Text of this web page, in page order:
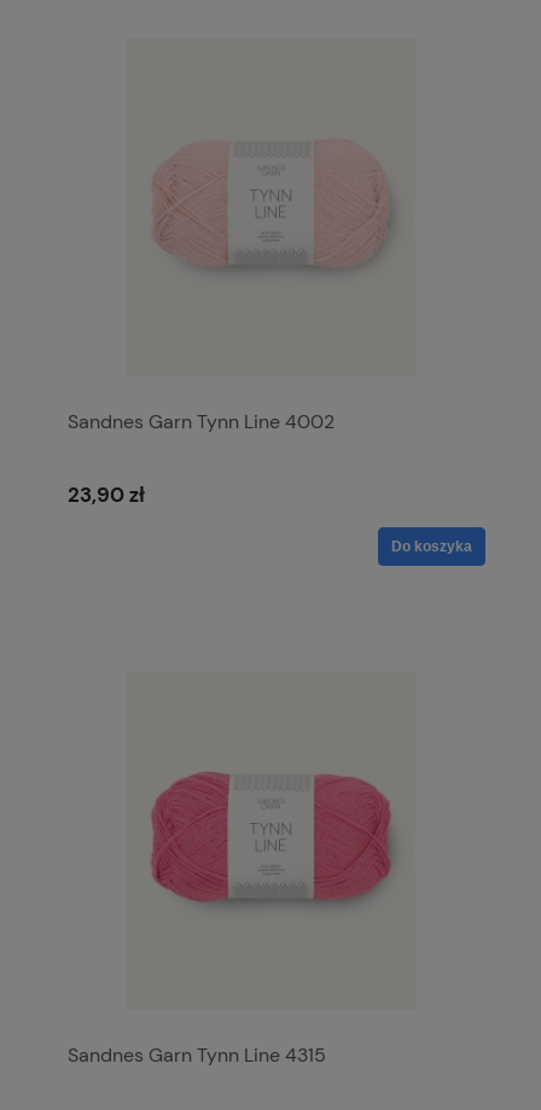
Sandnes Garn Tynn Line 4002
23,90 zł
Do koszyka
Sandnes Garn Tynn Line 4315